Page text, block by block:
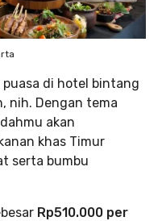
puasa di hotel bintang
nih. Dengan tema
akan
khas Timur
serta bumbu
Rp510.000 per